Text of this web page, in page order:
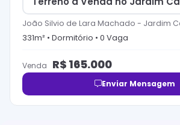
João Silvio de Lara Machado - Jardim
331m² • Dormitório • 0 Vaga
Venda R$ 165.000
Enviar Mensagem